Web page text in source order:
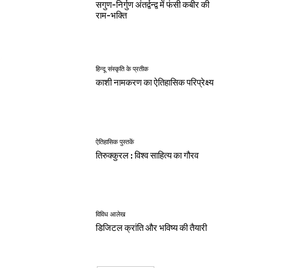
सगुण-निर्गुण अंतर्द्वन्द्व में फंसी कबीर की
राम-भक्ति
हिन्दू संस्कृति के प्रतीक
काशी नामकरण का ऐतिहासिक परिप्रेक्ष्य
ऐतिहासिक पुस्तकें
तिरुक्कुरल : विश्व साहित्य का गौरव
विविध आलेख
डिजिटल क्रांति और भविष्य की तैयारी